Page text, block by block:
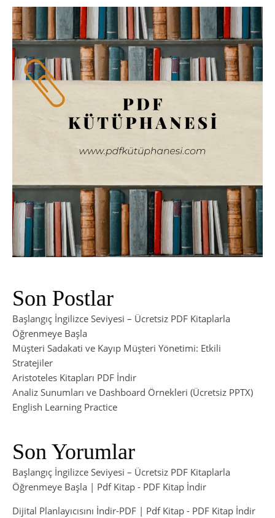
Son Postlar
Başlangıç İngilizce Seviyesi – Ücretsiz PDF Kitaplarla
Öğrenmeye Başla
Müşteri Sadakati ve Kayıp Müşteri Yönetimi: Etkili
Stratejiler
Aristoteles Kitapları PDF İndir
Analiz Sunumları ve Dashboard Örnekleri (Ücretsiz PPTX)
English Learning Practice
Son Yorumlar
Başlangıç İngilizce Seviyesi – Ücretsiz PDF Kitaplarla
Öğrenmeye Başla | Pdf Kitap - PDF Kitap İndir
Dijital Planlayıcısını İndir-PDF | Pdf Kitap - PDF Kitap İndir